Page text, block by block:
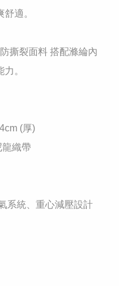
適。
撕裂面料 搭配滌綸內
。
(厚)
龍織帶
系統、重心減壓設計